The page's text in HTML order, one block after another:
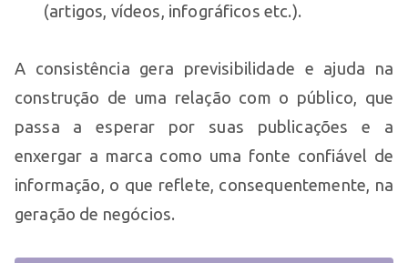
(artigos, vídeos, infográficos etc.).
A consistência gera previsibilidade e ajuda na
construção de uma relação com o público, que
passa a esperar por suas publicações e a
enxergar a marca como uma fonte confiável de
informação, o que reflete, consequentemente, na
geração de negócios.